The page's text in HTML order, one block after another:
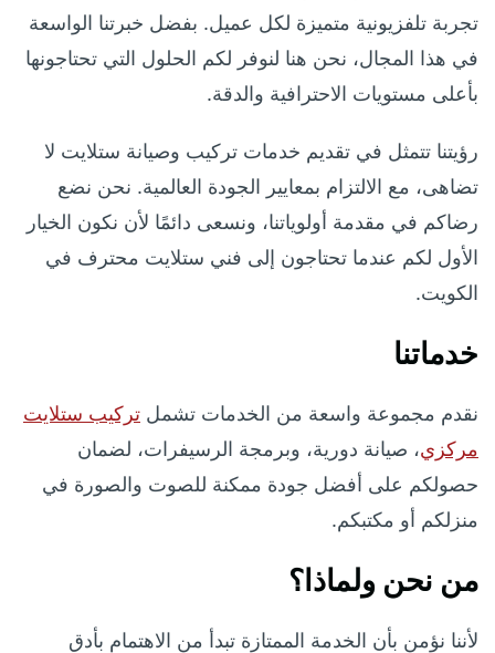
تجربة تلفزيونية متميزة لكل عميل. بفضل خبرتنا الواسعة
في هذا المجال، نحن هنا لنوفر لكم الحلول التي تحتاجونها
بأعلى مستويات الاحترافية والدقة.
رؤيتنا تتمثل في تقديم خدمات تركيب وصيانة ستلايت لا
تضاهى، مع الالتزام بمعايير الجودة العالمية. نحن نضع
رضاكم في مقدمة أولوياتنا، ونسعى دائمًا لأن نكون الخيار
الأول لكم عندما تحتاجون إلى فني ستلايت محترف في
الكويت.
خدماتنا
نقدم مجموعة واسعة من الخدمات تشمل تركيب ستلايت
مركزي، صيانة دورية، وبرمجة الرسيفرات، لضمان
حصولكم على أفضل جودة ممكنة للصوت والصورة في
منزلكم أو مكتبكم.
من نحن ولماذا؟
لأننا نؤمن بأن الخدمة الممتازة تبدأ من الاهتمام بأدق